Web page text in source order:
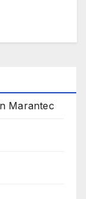
Marantec